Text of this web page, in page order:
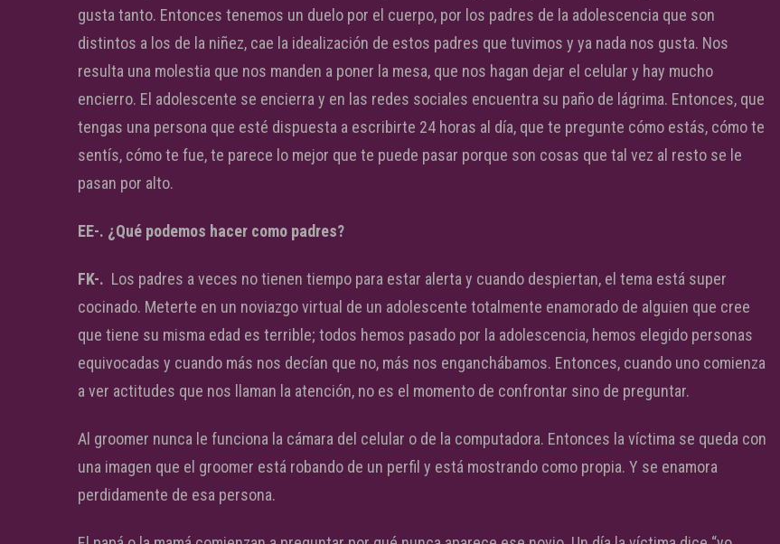
gusta tanto. Entonces tenemos un duelo por el cuerpo, por los padres de la adolescencia que son
distintos a los de la niñez, cae la idealización de estos padres que tuvimos y ya nada nos gusta. Nos
resulta una molestia que nos manden a poner la mesa, que nos hagan dejar el celular y hay mucho
encierro. El adolescente se encierra y en las redes sociales encuentra su paño de lágrima. Entonces, que
tengas una persona que esté dispuesta a escribirte 24 horas al día, que te pregunte cómo estás, cómo te
sentís, cómo te fue, te parece lo mejor que te puede pasar porque son cosas que tal vez al resto se le
pasan por alto.
EE-. ¿Qué podemos hacer como padres?
FK-. Los padres a veces no tienen tiempo para estar alerta y cuando despiertan, el tema está super
cocinado. Meterte en un noviazgo virtual de un adolescente totalmente enamorado de alguien que cree
que tiene su misma edad es terrible; todos hemos pasado por la adolescencia, hemos elegido personas
equivocadas y cuando más nos decían que no, más nos enganchábamos. Entonces, cuando uno comienza
a ver actitudes que nos llaman la atención, no es el momento de confrontar sino de preguntar.
Al groomer nunca le funciona la cámara del celular o de la computadora. Entonces la víctima se queda con
una imagen que el groomer está robando de un perfil y está mostrando como propia. Y se enamora
perdidamente de esa persona.